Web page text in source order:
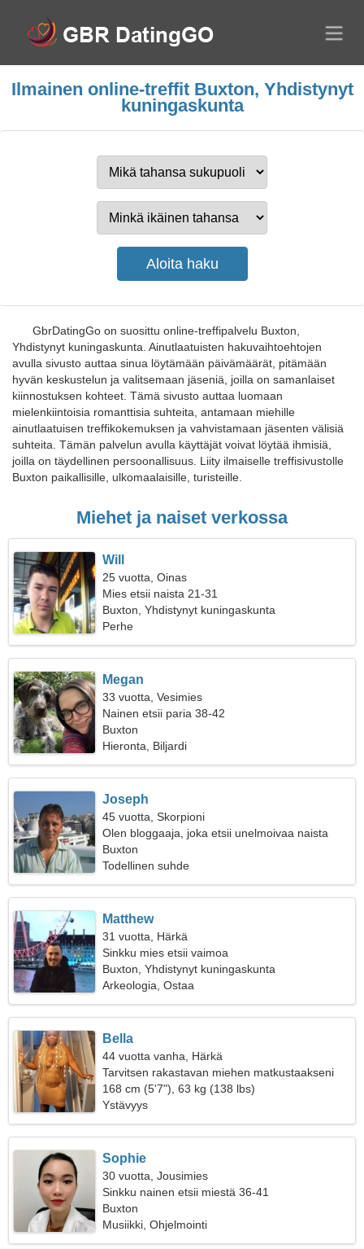
Ilmainen online-treffit Buxton, Yhdistynyt
kuningaskunta
GbrDatingGo on suosittu online-treffipalvelu Buxton,
Yhdistynyt kuningaskunta. Ainutlaatuisten hakuvaihtoehtojen
avulla sivusto auttaa sinua löytämään päivämäärät, pitämään
hyvän keskustelun ja valitsemaan jäseniä, joilla on samanlaiset
kiinnostuksen kohteet. Tämä sivusto auttaa luomaan
mielenkiintoisia romanttisia suhteita, antamaan miehille
ainutlaatuisen treffikokemuksen ja vahvistamaan jäsenten välisiä
suhteita. Tämän palvelun avulla käyttäjät voivat löytää ihmisiä,
joilla on täydellinen persoonallisuus. Liity ilmaiselle treffisivustolle
Buxton paikallisille, ulkomaalaisille, turisteille.
Miehet ja naiset verkossa
Will
25 vuotta, Oinas
Mies etsii naista 21-31
Buxton, Yhdistynyt kuningaskunta
Perhe
Megan
33 vuotta, Vesimies
Nainen etsii paria 38-42
Buxton
Hieronta, Biljardi
Joseph
45 vuotta, Skorpioni
Olen bloggaaja, joka etsii unelmoivaa naista
Buxton
Todellinen suhde
Matthew
31 vuotta, Härkä
Sinkku mies etsii vaimoa
Buxton, Yhdistynyt kuningaskunta
Arkeologia, Ostaa
Bella
44 vuotta vanha, Härkä
Tarvitsen rakastavan miehen matkustaakseni
yhdessä
168 cm (5'7"), 63 kg (138 lbs)
Ystävyys
Sophie
30 vuotta, Jousimies
Sinkku nainen etsii miestä 36-41
Buxton
Musiikki, Ohjelmointi